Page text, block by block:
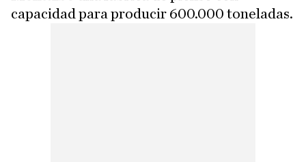
capacidad para producir 600.000 toneladas.